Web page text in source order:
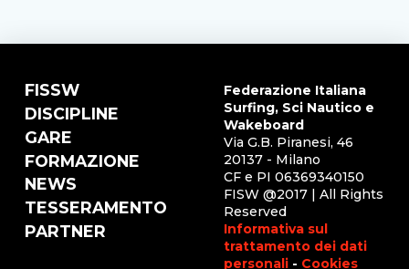
FISSW
DISCIPLINE
GARE
FORMAZIONE
NEWS
TESSERAMENTO
PARTNER
Federazione Italiana
Surfing, Sci Nautico e
Wakeboard
Via G.B. Piranesi, 46
20137 - Milano
CF e PI 06369340150
FISW @2017 | All Rights
Reserved
Informativa sul
trattamento dei dati
personali - Cookies